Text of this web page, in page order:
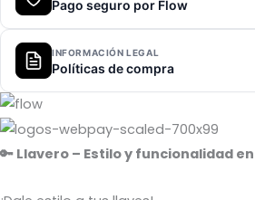
Pago seguro por Flow
INFORMACIÓN LEGAL
Políticas de compra
🔑 Llavero – Estilo y funcionalidad